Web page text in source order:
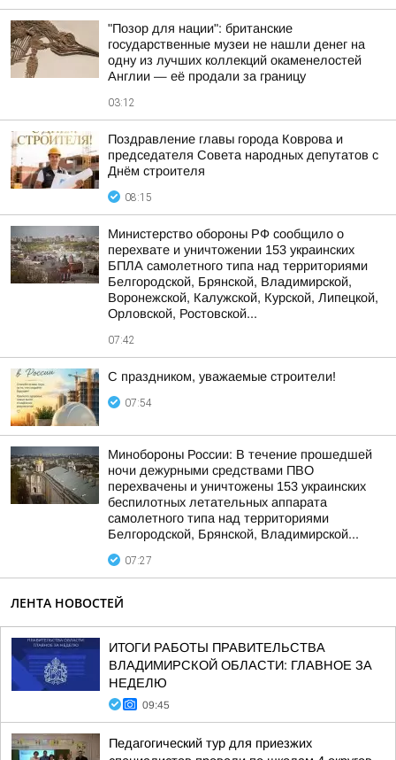
"Позор для нации": британские
государственные музеи не нашли денег на
одну из лучших коллекций окаменелостей
Англии — её продали за границу
03:12
Поздравление главы города Коврова и
председателя Совета народных депутатов с
Днём строителя
08:15
Министерство обороны РФ сообщило о
перехвате и уничтожении 153 украинских
БПЛА самолетного типа над территориями
Белгородской, Брянской, Владимирской,
Воронежской, Калужской, Курской, Липецкой,
Орловской, Ростовской...
07:42
С праздником, уважаемые строители!
07:54
Минобороны России: В течение прошедшей
ночи дежурными средствами ПВО
перехвачены и уничтожены 153 украинских
беспилотных летательных аппарата
самолетного типа над территориями
Белгородской, Брянской, Владимирской...
07:27
ЛЕНТА НОВОСТЕЙ
ИТОГИ РАБОТЫ ПРАВИТЕЛЬСТВА
ВЛАДИМИРСКОЙ ОБЛАСТИ: ГЛАВНОЕ ЗА
НЕДЕЛЮ
09:45
Педагогический тур для приезжих